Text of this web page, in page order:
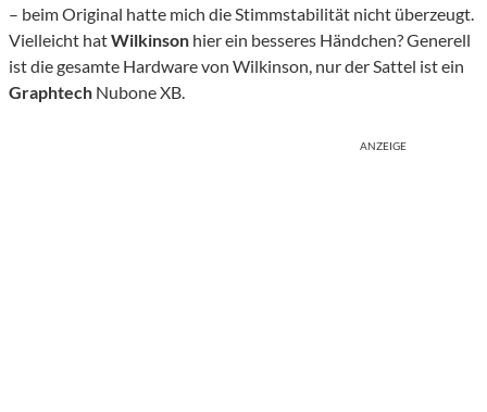
– beim Original hatte mich die Stimmstabilität nicht überzeugt.
Vielleicht hatWilkinson hier ein besseres Händchen? Generell
ist die gesamte Hardware von Wilkinson, nur der Sattel ist ein
Graphtech Nubone XB.
ANZEIGE